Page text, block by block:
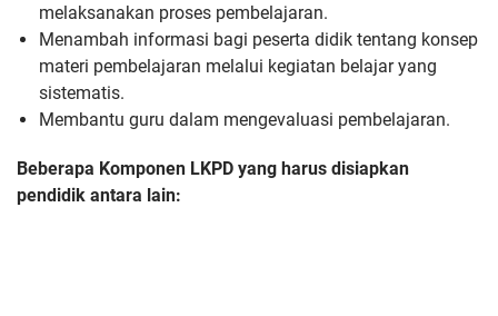
melaksanakan proses pembelajaran.
Menambah informasi bagi peserta didik tentang konsep
materi pembelajaran melalui kegiatan belajar yang
sistematis.
Membantu guru dalam mengevaluasi pembelajaran.
Beberapa Komponen LKPD yang harus disiapkan
pendidik antara lain: